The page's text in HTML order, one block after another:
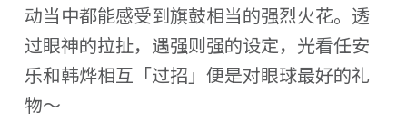
动当中都能感受到旗鼓相当的强烈火花。透
过眼神的拉扯，遇强则强的设定，光看任安
乐和韩烨相互「过招」便是对眼球最好的礼
物～